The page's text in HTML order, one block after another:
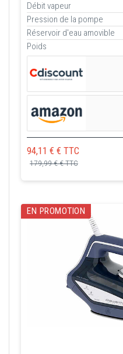
Débit vapeur
Pression de la pompe
Réservoir d'eau amovible
Poids
94,11 € € TTC
179,99 € € TTC
EN PROMOTION